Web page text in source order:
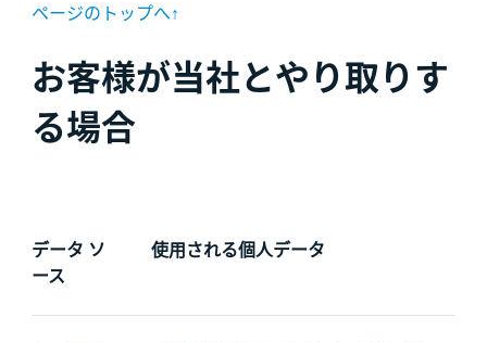
ページのトップへ↑
お客様が当社とやり取りす
る場合
データ ソ
ース
使用される個人データ